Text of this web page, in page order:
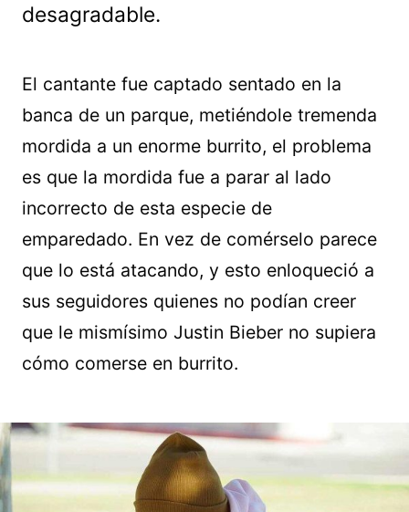
desagradable.
El cantante fue captado sentado en la
banca de un parque, metiéndole tremenda
mordida a un enorme burrito, el problema
es que la mordida fue a parar al lado
incorrecto de esta especie de
emparedado. En vez de comérselo parece
que lo está atacando, y esto enloqueció a
sus seguidores quienes no podían creer
que le mismísimo Justin Bieber no supiera
cómo comerse en burrito.